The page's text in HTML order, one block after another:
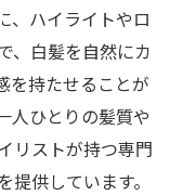
、ハイライトやロ
、白髪を自然にカ
を持たせることが
人ひとりの髪質や
リストが持つ専門
供しています。